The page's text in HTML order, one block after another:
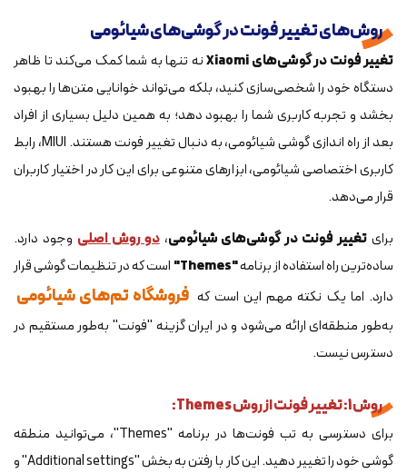
روش‌های تغییر فونت در گوشی‌های شیائومی
تغییر فونت در گوشی‌های Xiaomi
نه تنها به شما کمک می‌کند تا ظاهر
دستگاه خود را شخصی‌سازی کنید، بلکه می‌تواند خوانایی متن‌ها را بهبود
بخشد و تجربه کاربری شما را بهبود دهد؛ به همین دلیل بسیاری از افراد
بعد از راه اندازی گوشی شیائومی، به دنبال تغییر فونت هستند. MIUI، رابط
کاربری اختصاصی شیائومی، ابزارهای متنوعی برای این کار در اختیار کاربران
قرار می‌دهد.
برای تغییر فونت در گوشی‌های شیائومی،دو روش اصلی وجود دارد.
ساده‌ترین راه استفاده از برنامه"Themes"
است که در تنظیمات گوشی قرار
دارد. اما یک نکته مهم این است که فروشگاه تم‌های شیائومی
به‌طور منطقه‌ای ارائه می‌شود و در ایران گزینه "فونت" به‌طور مستقیم در
دسترس نیست.
روش 1: تغییر فونت از روش Themes:
برای دسترسی به تب فونت‌ها در برنامه "Themes"، می‌توانید منطقه
گوشی خود را تغییر دهید. این کار با رفتن به بخش "Additional settings" و